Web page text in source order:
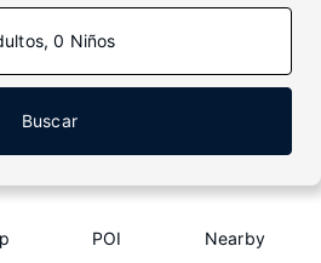
0 Niños
Buscar
POI Nearby